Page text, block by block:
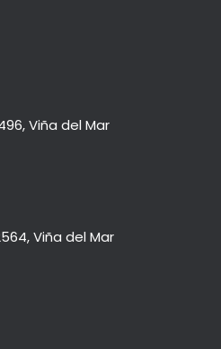
Viña del Mar
Viña del Mar